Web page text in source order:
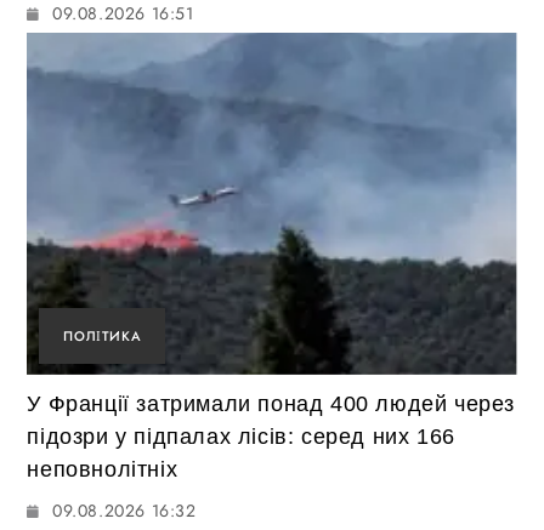
09.08.2026 16:51
ПОЛІТИКА
У Франції затримали понад 400 людей через
підозри у підпалах лісів: серед них 166
неповнолітніх
09.08.2026 16:32